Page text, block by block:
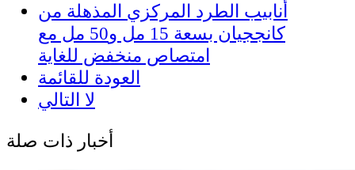
أنابيب الطرد المركزي المذهلة من
كانججيان بسعة 15 مل و50 مل مع
امتصاص منخفض للغاية
العودة للقائمة
لا التالي
أخبار ذات صلة